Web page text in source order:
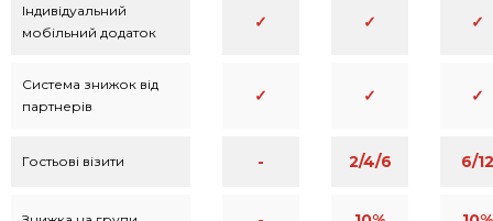
Індивідуальний
мобільний додаток
✓ ✓ ✓
Система знижок від
партнерів
✓ ✓ ✓
Гостьові візити - 2/4/6 6/12